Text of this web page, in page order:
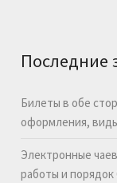
Последние
Билеты в обе
оформления,
Электронные
работы и порядок